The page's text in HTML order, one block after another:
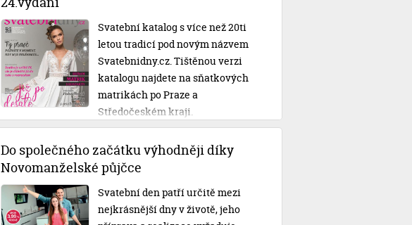
Svatební katalog s více než 20ti
letou tradicí pod novým názvem
Svatebnidny.cz. Tištěnou verzi
katalogu najdete na sňatkových
matrikách po Praze a
Středočeském kraji.
Do společného začátku výhodněji díky
Novomanželské půjčce
Svatební den patří určitě mezi
nejkrásnější dny v životě, jeho